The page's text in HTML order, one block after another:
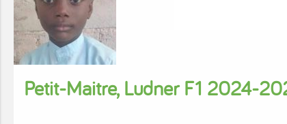
Petit-Maitre, Ludner F1 2024-